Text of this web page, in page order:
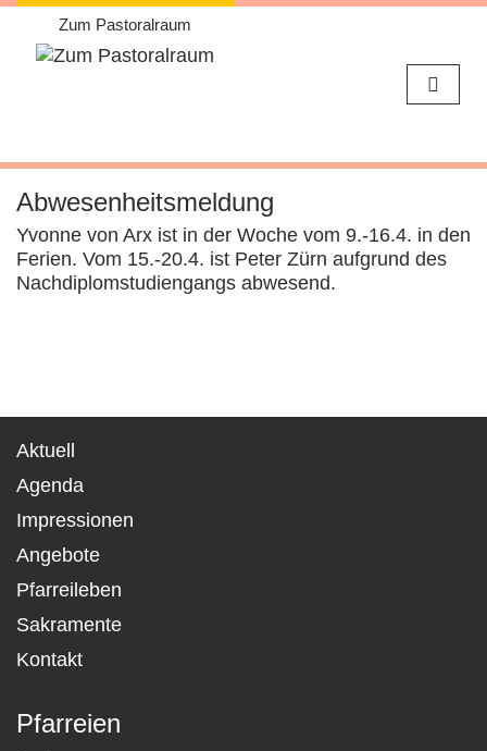
Weiter
zum
Zum Pastoralraum
Abwesenheitsmeldung
Yvonne von Arx ist in der Woche vom 9.-16.4. in den
Ferien. Vom 15.-20.4. ist Peter Zürn aufgrund des
Nachdiplomstudiengangs abwesend.
Aktuell
Agenda
Impressionen
Angebote
Pfarreileben
Sakramente
Kontakt
Pfarreien